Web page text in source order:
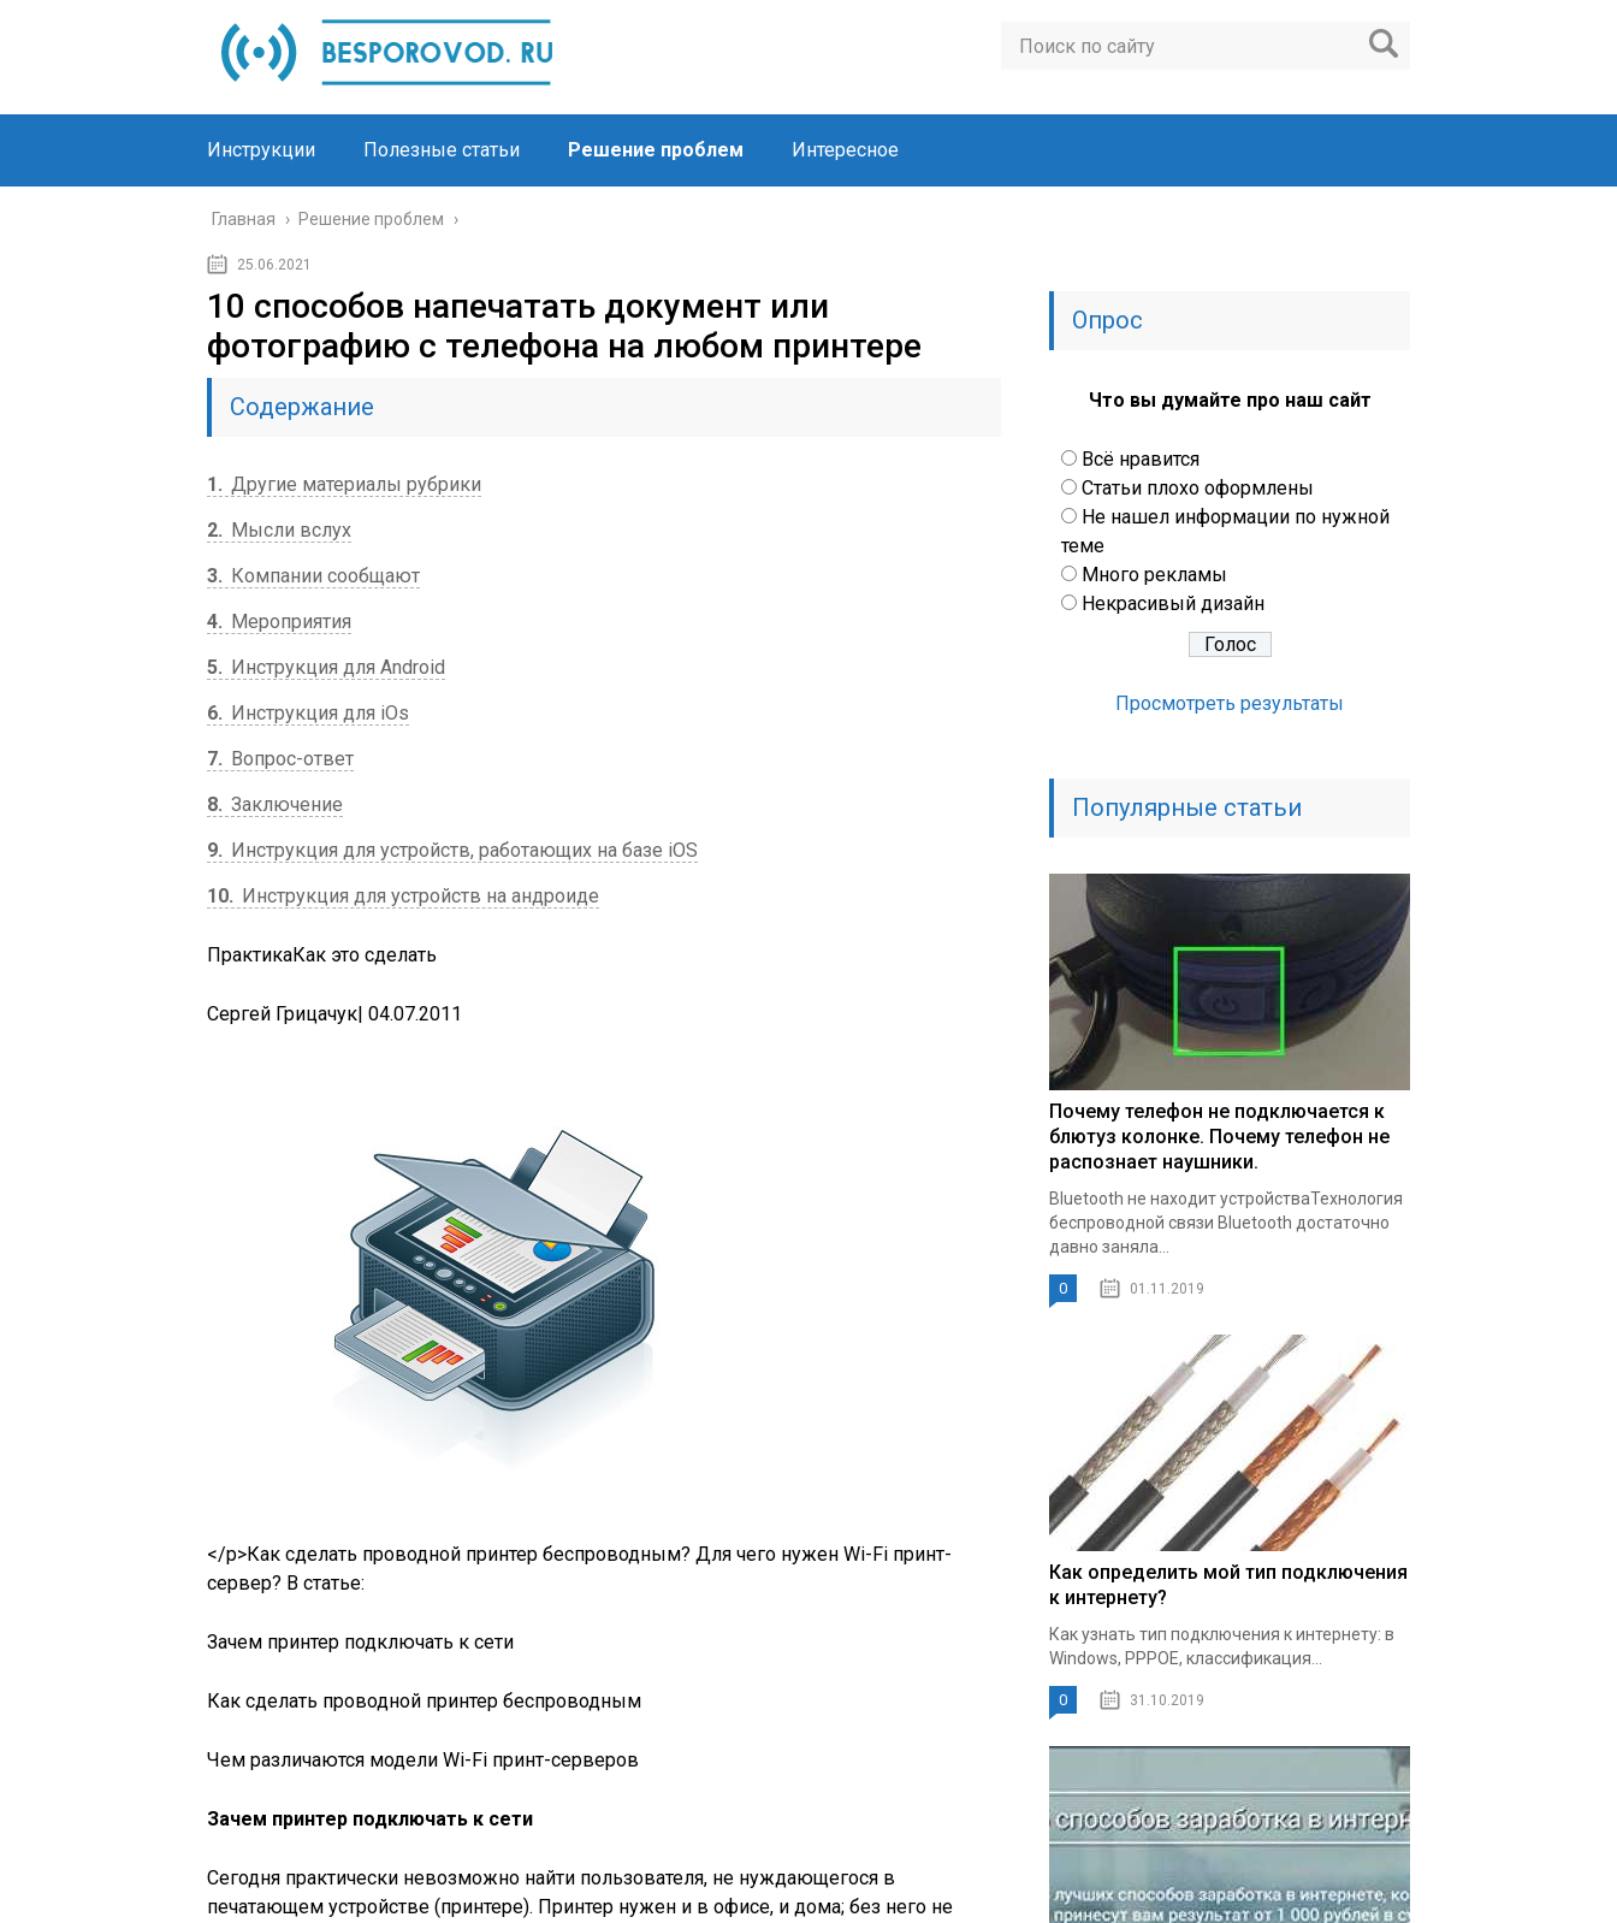
Инструкции Полезные статьи Решение проблем Интересное
Главная › Решение проблем ›
25.06.2021
10 способов напечатать документ или
фотографию с телефона на любом принтере
Содержание
1
Другие материалы рубрики
2
Мысли вслух
3
Компании сообщают
4
Мероприятия
5
Инструкция для Android
6
Инструкция для iOs
7
Вопрос-ответ
8 Заключение
9
Инструкция для устройств, работающих на базе iOS
10
Инструкция для устройств на андроиде
ПрактикаКак это сделать
Сергей Грицачук| 04.07.2011
</p>Как сделать проводной принтер беспроводным? Для чего нужен Wi-Fi принт-
сервер? В статье:
Зачем принтер подключать к сети
Как сделать проводной принтер беспроводным
Чем различаются модели Wi-Fi принт-серверов
Зачем принтер подключать к сети
Сегодня практически невозможно найти пользователя, не нуждающегося в
печатающем устройстве (принтере). Принтер нужен и в офисе, и дома; без него не
Опрос
Что вы думайте про наш сайт
Всё нравится
Статьи плохо оформлены
Не нашел информации по нужной
теме
Много рекламы
Некрасивый дизайн
Просмотреть результаты
Популярные статьи
Почему телефон не подключается к
блютуз колонке. Почему телефон не
распознает наушники.
Bluetooth не находит устройстваТехнология
беспроводной связи Bluetooth достаточно
давно заняла...
0 01.11.2019
Как определить мой тип подключения
к интернету?
Как узнать тип подключения к интернету: в
Windows, PPPOE, классификация...
0 31.10.2019